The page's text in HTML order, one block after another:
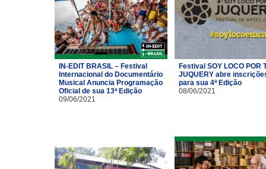
IN-EDIT BRASIL – Festival
Internacional do Documentário
Musical Anuncia Programação
Oficial de sua 13ª Edição
09/06/2021
Festival SOY LOCO POR
JUQUERY abre
para sua 4ª Edição
08/06/2021